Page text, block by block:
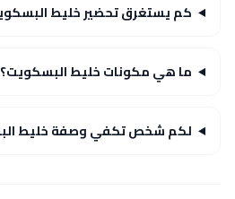
كم يستغرق تحضير خليط
ما هي مكونات خليط البسكويت؟
لكم شخص تكفي وصفة خليط